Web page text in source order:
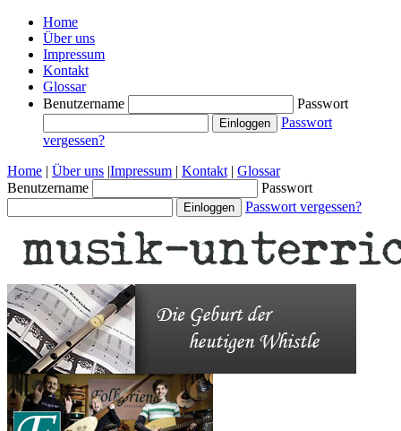
Home
Über uns
Impressum
Kontakt
Glossar
Benutzername
Passwort
Passwort
vergessen?
Home | Über uns |Impressum | Kontakt | Glossar
Benutzername
Passwort
Passwort vergessen?